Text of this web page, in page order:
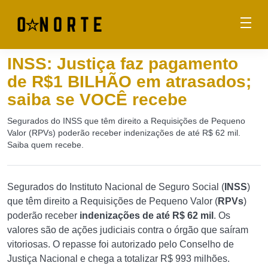
INSS: Justiça faz pagamento
de R$1 BILHÃO em atrasados;
saiba se VOCÊ recebe
Segurados do INSS que têm direito a Requisições de Pequeno
Valor (RPVs) poderão receber indenizações de até R$ 62 mil.
Saiba quem recebe.
Segurados do Instituto Nacional de Seguro Social ( INSS)
que têm direito a Requisições de Pequeno Valor (RPVs)
poderão receber indenizações de até R$ 62 mil . Os
valores são de ações judiciais contra o órgão que saíram
vitoriosas. O repasse foi autorizado pelo Conselho de
Justiça Nacional e chega a totalizar R$ 993 milhões.